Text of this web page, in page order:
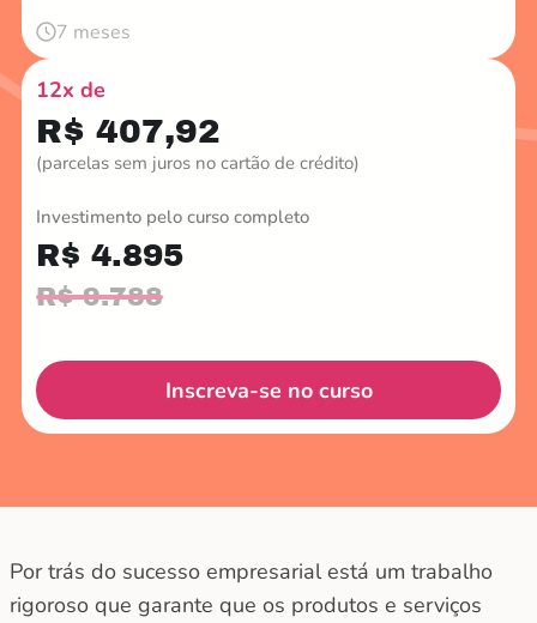
7 meses
12x de
R$ 407,92
(parcelas sem juros no cartão de crédito)
Investimento pelo curso completo
R$ 4.895
R$ 9.788
Inscreva-se no curso
Por trás do sucesso empresarial está um trabalho
rigoroso que garante que os produtos e serviços